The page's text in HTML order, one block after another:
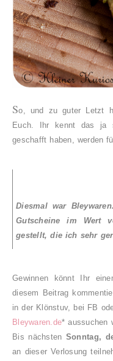
So, und zu guter Letzt
Euch. Ihr kennt das ja
geschafft haben, werden
Diesmal war
Gutscheine im Wert
gestellt, die ich sehr
Gewinnen könnt Ihr
diesem Beitrag
in der Klönstuv, bei FB
Bleywaren.de* aussuchen
Bis nächsten Sonntag,
an dieser Verlosung